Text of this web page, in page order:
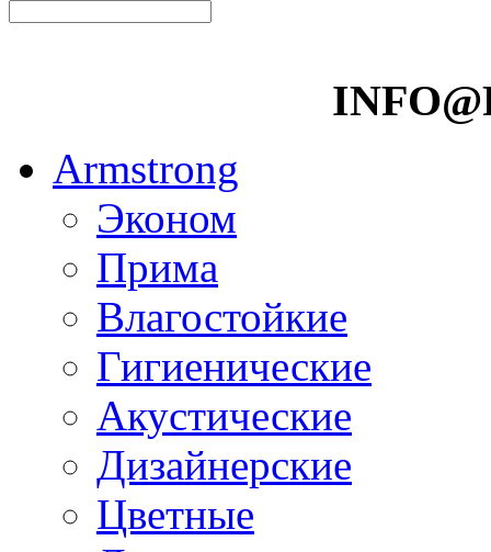
Armstrong
Эконом
Прима
Влагостойкие
Гигиенические
Акустические
Дизайнерские
Цветные